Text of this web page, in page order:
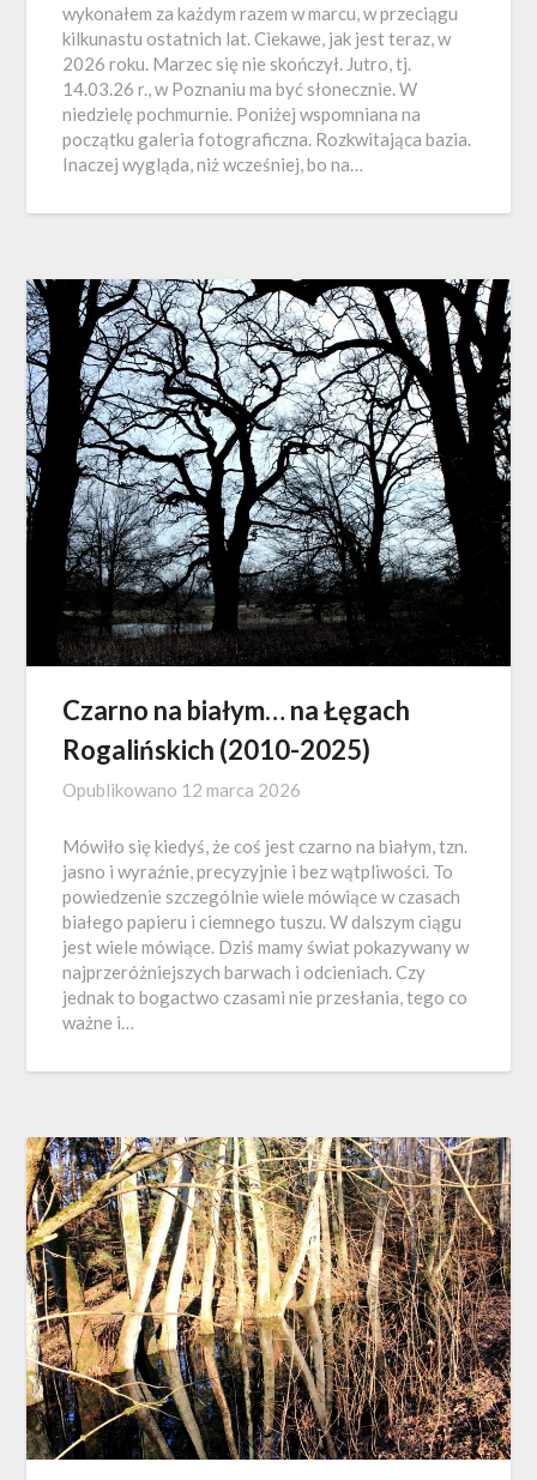
wykonałem za każdym razem w marcu, w przeciągu
kilkunastu ostatnich lat. Ciekawe, jak jest teraz, w
2026 roku. Marzec się nie skończył. Jutro, tj.
14.03.26 r., w Poznaniu ma być słonecznie. W
niedzielę pochmurnie. Poniżej wspomniana na
początku galeria fotograficzna. Rozkwitająca bazia.
Inaczej wygląda, niż wcześniej, bo na…
Czarno na białym… na Łęgach
Rogalińskich (2010-2025)
Opublikowano 12 marca 2026
Mówiło się kiedyś, że coś jest czarno na białym, tzn.
jasno i wyraźnie, precyzyjnie i bez wątpliwości. To
powiedzenie szczególnie wiele mówiące w czasach
białego papieru i ciemnego tuszu. W dalszym ciągu
jest wiele mówiące. Dziś mamy świat pokazywany w
najprzeróżniejszych barwach i odcieniach. Czy
jednak to bogactwo czasami nie przesłania, tego co
ważne i…